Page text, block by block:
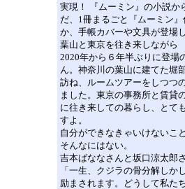
実現！ 『ムーミン』の小説か
だ、1冊まるごと『ムーミン
か、手帳カバーや文具が登場し
葉山と東京を往き来しながら
2020年から６年半ぶりに登場
ん。神奈川の葉山に建てた堀
訪ね、ルームツアーをしつつ
ました。東京の事務所と賃貸
に往き来しての暮らし、とて
すよ。
自分ができなきゃいけないこと
そんなにはない。
吉本ばななさんと坂口涼太郎
「一生、クジラの骨分解しか
励まされます。どうして私た